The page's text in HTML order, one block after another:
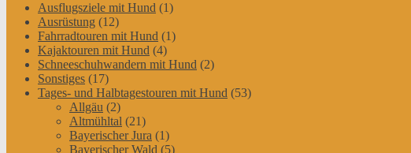
Ausflugsziele mit Hund (1)
Ausrüstung (12)
Fahrradtouren mit Hund (1)
Kajaktouren mit Hund (4)
Schneeschuhwandern mit Hund (2)
Sonstiges (17)
Tages- und Halbtagestouren mit Hund (53)
Allgäu (2)
Altmühltal (21)
Bayerischer Jura (1)
Bayerischer Wald (5)